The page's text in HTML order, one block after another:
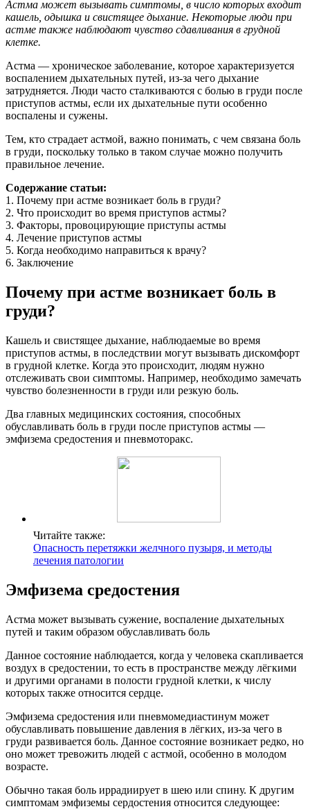
Астма может вызывать симптомы, в число которых входит
кашель, одышка и свистящее дыхание. Некоторые люди при
астме также наблюдают чувство сдавливания в грудной
клетке.
Астма — хроническое заболевание, которое характеризуется
воспалением дыхательных путей, из-за чего дыхание
затрудняется. Люди часто сталкиваются с болью в груди после
приступов астмы, если их дыхательные пути особенно
воспалены и сужены.
Тем, кто страдает астмой, важно понимать, с чем связана боль
в груди, поскольку только в таком случае можно получить
правильное лечение.
Содержание статьи:
1. Почему при астме возникает боль в груди?
2. Что происходит во время приступов астмы?
3. Факторы, провоцирующие приступы астмы
4. Лечение приступов астмы
5. Когда необходимо направиться к врачу?
6. Заключение
Почему при астме возникает боль в
груди?
Кашель и свистящее дыхание, наблюдаемые во время
приступов астмы, в последствии могут вызывать дискомфорт
в грудной клетке. Когда это происходит, людям нужно
отслеживать свои симптомы. Например, необходимо замечать
чувство болезненности в груди или резкую боль.
Два главных медицинских состояния, способных
обуславливать боль в груди после приступов астмы —
эмфизема средостения и пневмоторакс.
Читайте также:
Опасность перетяжки желчного пузыря, и методы
лечения патологии
Эмфизема средостения
Астма может вызывать сужение, воспаление дыхательных
путей и таким образом обуславливать боль
Данное состояние наблюдается, когда у человека скапливается
воздух в средостении, то есть в пространстве между лёгкими
и другими органами в полости грудной клетки, к числу
которых также относится сердце.
Эмфизема средостения или пневмомедиастинум может
обуславливать повышение давления в лёгких, из-за чего в
груди развивается боль. Данное состояние возникает редко, но
оно может тревожить людей с астмой, особенно в молодом
возрасте.
Обычно такая боль иррадиирует в шею или спину. К другим
симптомам эмфиземы сердостения относится следующее: